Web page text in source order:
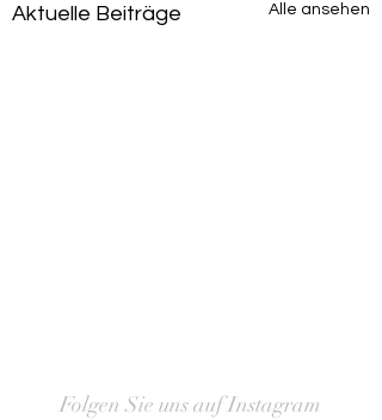
Aktuelle Beiträge Alle ansehen
Folgen Sie uns auf Instagram